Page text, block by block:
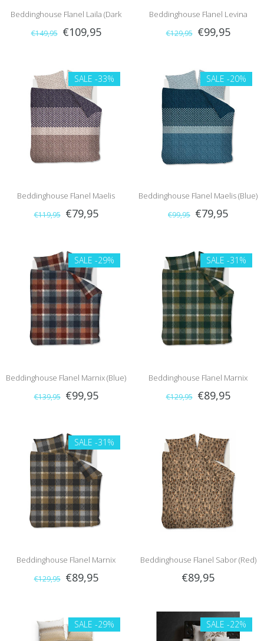
Beddinghouse Flanel Laila (Dark
€149,95 €109,95
Beddinghouse Flanel Levina
€129,95 €99,95
SALE -33%
Beddinghouse Flanel Maelis
€119,95 €79,95
SALE -20%
Beddinghouse Flanel Maelis (Blue)
€99,95 €79,95
SALE -29%
Beddinghouse Flanel Marnix (Blue)
€139,95 €99,95
SALE -31%
Beddinghouse Flanel Marnix
€129,95 €89,95
SALE -31%
Beddinghouse Flanel Marnix
€129,95 €89,95
Beddinghouse Flanel Sabor (Red)
€89,95
SALE -29% SALE -22%